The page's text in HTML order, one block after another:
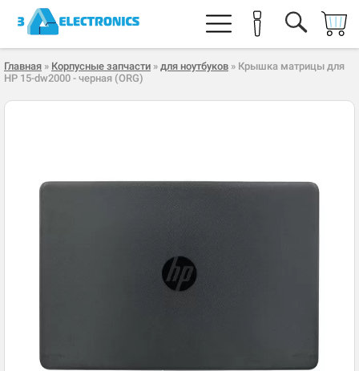
Главная » Корпусные запчасти » для ноутбуков » Крышка матрицы для
HP 15-dw2000 - черная (ORG)